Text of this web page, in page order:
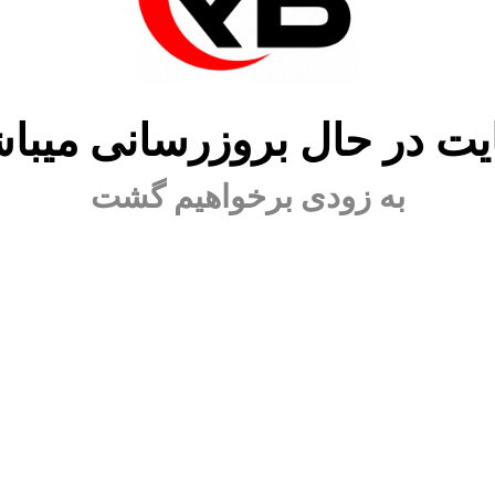
در حال بروزرسانی
به زودی برخواهیم گشت